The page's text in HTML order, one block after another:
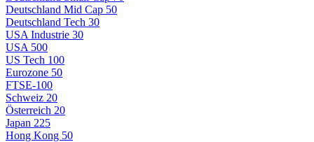
Deutschland Mid Cap 50
Deutschland Tech 30
USA Industrie 30
USA 500
US Tech 100
Eurozone 50
FTSE-100
Schweiz 20
Österreich 20
Japan 225
Hong Kong 50